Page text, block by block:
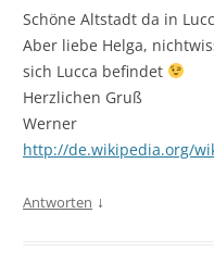
Schöne Altstadt da in
Aber liebe Helga,
sich Lucca befindet
Herzlichen Gruß
Werner
http://de.wikipedia.org/
Antworten ↓